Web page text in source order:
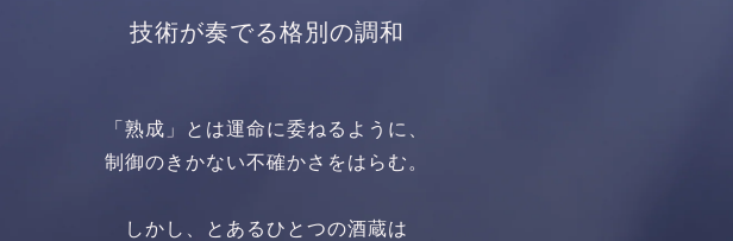
技術が奏でる格別の調和
「熟成」とは運命に委ねるように、
制御のきかない不確かさをはらむ。
しかし、とあるひとつの酒蔵は